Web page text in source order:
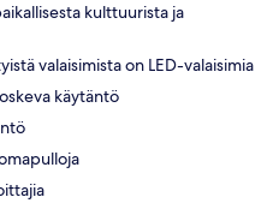
kulttuurista ja
valaisimista on LED-valaisimia
käytäntö